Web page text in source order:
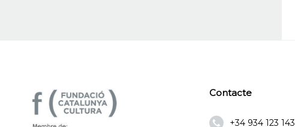
Contacte
+34 934 123 143